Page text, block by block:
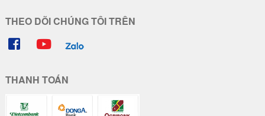
THEO DÕI CHÚNG TÔI TRÊN
THANH TOÁN